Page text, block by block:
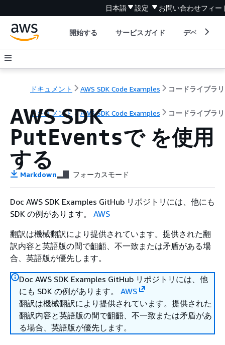
日本語 設定 お問い合わせフィー
開始する サービスガイド デベロッパ
ドキュメント AWS SDK Code Examples コードライブラリ
ドキュメント AWS SDK Code Examples コードライブラリ
AWS SDK
PutEventsで を使用
する
Markdown フォーカスモード
Doc AWS SDK Examples GitHub リポジトリには、他にも
SDK の例があります。 AWS
翻訳は機械翻訳により提供されています。提供された翻
訳内容と英語版の間で齟齬、不一致または矛盾がある場
合、英語版が優先します。
Doc AWS SDK Examples GitHub リポジトリには、他
にも SDK の例があります。 AWS
翻訳は機械翻訳により提供されています。提供された
翻訳内容と英語版の間で齟齬、不一致または矛盾があ
る場合、英語版が優先します。